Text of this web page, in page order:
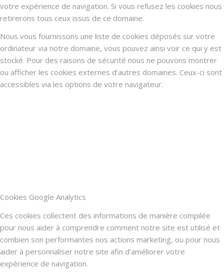
votre expérience de navigation. Si vous refusez les cookies nous
retirerons tous ceux issus de ce domaine.
Nous vous fournissons une liste de cookies déposés sur votre
ordinateur via notre domaine, vous pouvez ainsi voir ce qui y est
stocké. Pour des raisons de sécurité nous ne pouvons montrer
ou afficher les cookies externes d’autres domaines. Ceux-ci sont
accessibles via les options de votre navigateur.
Cookies Google Analytics
Ces cookies collectent des informations de manière compilée
pour nous aider à comprendre comment notre site est utilisé et
combien son performantes nos actions marketing, ou pour nous
aider à personnaliser notre site afin d’améliorer votre
expérience de navigation.